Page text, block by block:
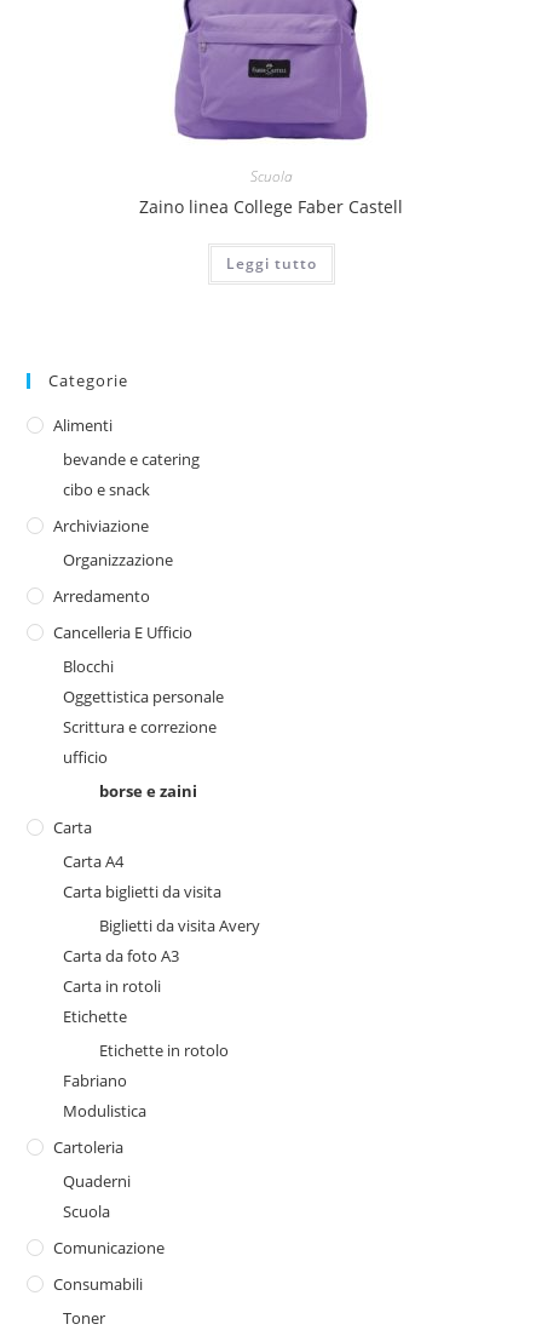
Scuola
Zaino linea College Faber Castell
Leggi tutto
Categorie
Alimenti
bevande e catering
cibo e snack
Archiviazione
Organizzazione
Arredamento
Cancelleria E Ufficio
Blocchi
Oggettistica personale
Scrittura e correzione
ufficio
borse e zaini
Carta
Carta A4
Carta biglietti da visita
Biglietti da visita Avery
Carta da foto A3
Carta in rotoli
Etichette
Etichette in rotolo
Fabriano
Modulistica
Cartoleria
Quaderni
Scuola
Comunicazione
Consumabili
Toner